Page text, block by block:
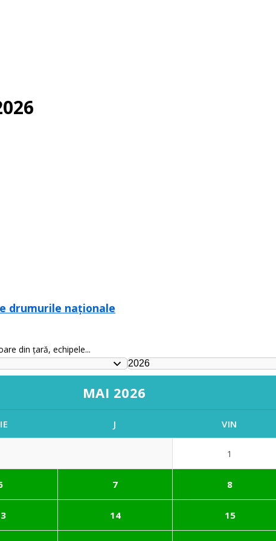
drumurile naționale
din țară, echipele...
MAI 2026
J VIN
1
7 8
14 15